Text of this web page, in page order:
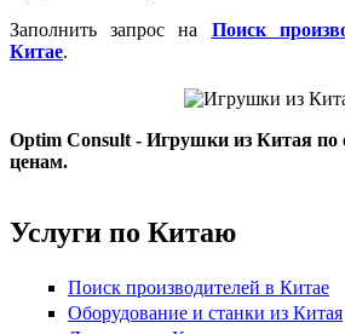
Заполнить запрос на Поиск
Китае.
Optim Consult - Игрушки из Китая
ценам.
Услуги по Китаю
Поиск производителей в Китае
Оборудование и станки из Китая